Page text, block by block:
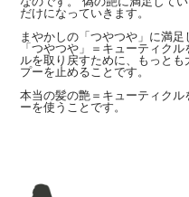
だけになっていきます。
まやかしの「つやつや」に満
「つやつや」＝キューティク
ルを取り戻すために、もっと
プーを止めることです。
本当の髪の艶＝キューティク
ーを使うことです。